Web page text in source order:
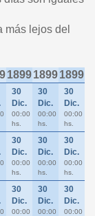
más lejos del
189918991899
30
Dic.
00:00
hs.
30
Dic.
00:00
hs.
30
Dic.
00:00
hs.
30
Dic.
00:00
hs.
30
Dic.
00:00
hs.
30
Dic.
00:00
hs.
30
Dic.
00:00
30
Dic.
00:00
30
Dic.
00:00